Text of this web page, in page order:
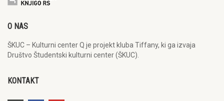
O NAS
ŠKUC – Kulturni center Q je projekt kluba Tiffany, ki ga izvaja
Društvo Študentski kulturni center (ŠKUC).
KONTAKT